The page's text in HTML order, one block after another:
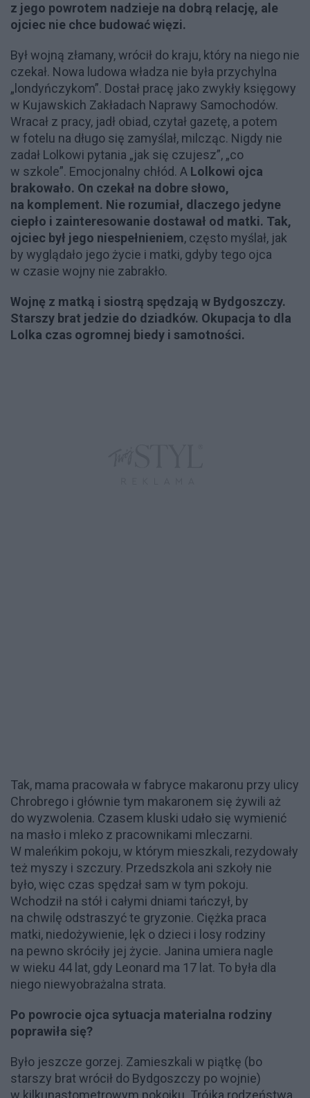
z jego powrotem nadzieje na dobrą relację, ale
ojciec nie chce budować więzi.
Był wojną złamany, wrócił do kraju, który na niego nie
czekał. Nowa ludowa władza nie była przychylna
„londyńczykom”. Dostał pracę jako zwykły księgowy
w Kujawskich Zakładach Naprawy Samochodów.
Wracał z pracy, jadł obiad, czytał gazetę, a potem
w fotelu na długo się zamyślał, milcząc. Nigdy nie
zadał Lolkowi pytania „jak się czujesz”, „co
w szkole”. Emocjonalny chłód. A Lolkowi ojca
brakowało. On czekał na dobre słowo,
na komplement. Nie rozumiał, dlaczego jedyne
ciepło i zainteresowanie dostawał od matki. Tak,
ojciec był jego niespełnieniem, często myślał, jak
by wyglądało jego życie i matki, gdyby tego ojca
w czasie wojny nie zabrakło.
Wojnę z matką i siostrą spędzają w Bydgoszczy.
Starszy brat jedzie do dziadków. Okupacja to dla
Lolka czas ogromnej biedy i samotności.
Tak, mama pracowała w fabryce makaronu przy ulicy
Chrobrego i głównie tym makaronem się żywili aż
do wyzwolenia. Czasem kluski udało się wymienić
na masło i mleko z pracownikami mleczarni.
W maleńkim pokoju, w którym mieszkali, rezydowały
też myszy i szczury. Przedszkola ani szkoły nie
było, więc czas spędzał sam w tym pokoju.
Wchodził na stół i całymi dniami tańczył, by
na chwilę odstraszyć te gryzonie. Ciężka praca
matki, niedożywienie, lęk o dzieci i losy rodziny
na pewno skróciły jej życie. Janina umiera nagle
w wieku 44 lat, gdy Leonard ma 17 lat. To była dla
niego niewyobrażalna strata.
Po powrocie ojca sytuacja materialna rodziny
poprawiła się?
Było jeszcze gorzej. Zamieszkali w piątkę (bo
starszy brat wrócił do Bydgoszczy po wojnie)
w kilkunastometrowym pokoiku. Trójka rodzeństwa,